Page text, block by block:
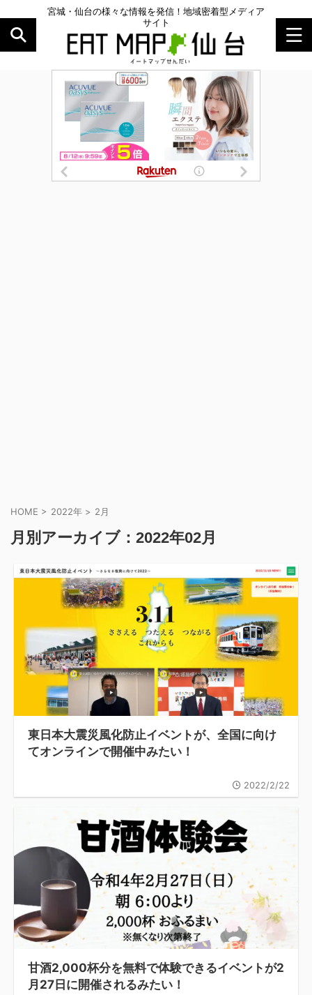
宮城・仙台の様々な情報を発信！地域密着型メディア
サイト
HOME > 2022年 > 2月
月別アーカイブ：2022年02月
東日本大震災風化防止イベントが、全国に向け
てオンラインで開催中みたい！
2022/2/22
甘酒2,000杯分を無料で体験できるイベントが2
月27日に開催されるみたい！